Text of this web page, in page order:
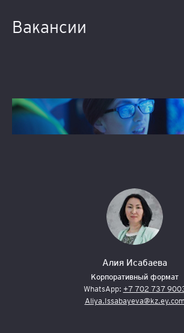
Вакансии
Алия Исабаева
Корпоративный формат
WhatsApp: +7 702 737
Aliya.Issabayeva@kz.ey.com